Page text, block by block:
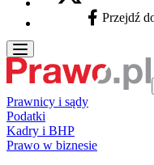
Facebook -
Przejdź
Prawnicy i sądy
Podatki
Kadry i BHP
Prawo w biznesie